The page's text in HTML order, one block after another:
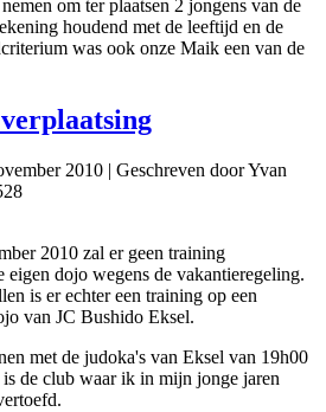
om ter plaatsen 2 jongens van de
houdend met de leeftijd en de
was ook onze Maik een van de
2010 | Geschreven door Yvan
2010 zal er geen training
eigen dojo wegens de vakantieregeling.
is er echter een training op een
van JC Bushido Eksel.
met de judoka's van Eksel van 19h00
de club waar ik in mijn jonge jaren